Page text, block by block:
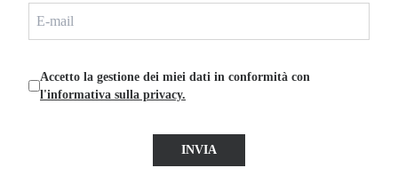
Accetto la gestione dei miei dati in conformità con
l'informativa sulla privacy.
INVIA